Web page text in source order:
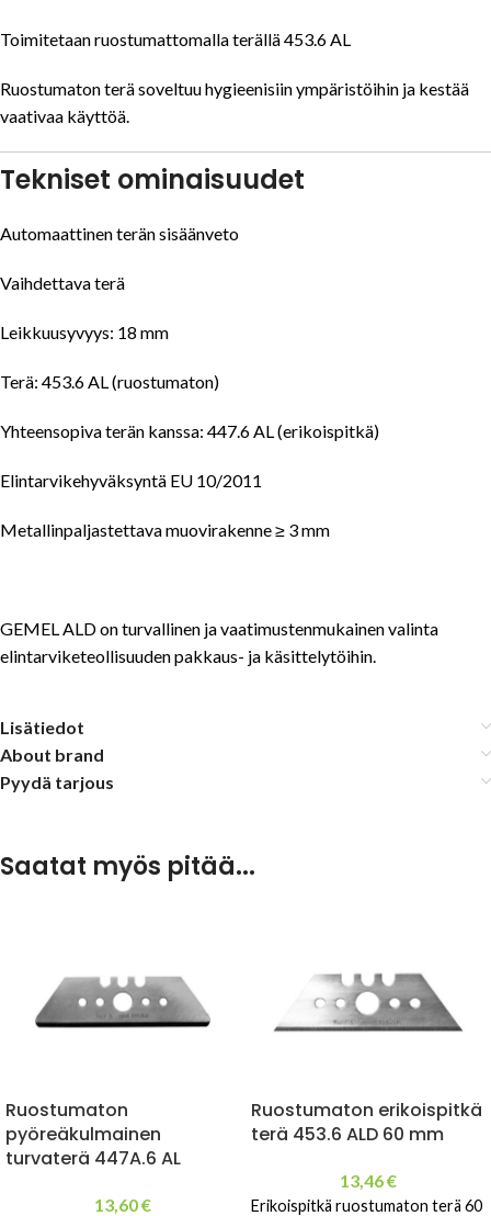
Toimitetaan ruostumattomalla terällä 453.6 AL
Ruostumaton terä soveltuu hygieenisiin ympäristöihin ja kestää
vaativaa käyttöä.
Tekniset ominaisuudet
Automaattinen terän sisäänveto
Vaihdettava terä
Leikkuusyvyys: 18 mm
Terä: 453.6 AL (ruostumaton)
Yhteensopiva terän kanssa: 447.6 AL (erikoispitkä)
Elintarvikehyväksyntä EU 10/2011
Metallinpaljastettava muovirakenne ≥ 3 mm
GEMEL ALD on turvallinen ja vaatimustenmukainen valinta
elintarviketeollisuuden pakkaus- ja käsittelytöihin.
Lisätiedot
About brand
Pyydä tarjous
Saatat myös pitää...
Ruostumaton
pyöreäkulmainen
turvaterä 447A.6 AL
13,60€
Ruostumaton erikoispitkä
terä 453.6 ALD 60 mm
13,46€
Erikoispitkä ruostumaton terä 60